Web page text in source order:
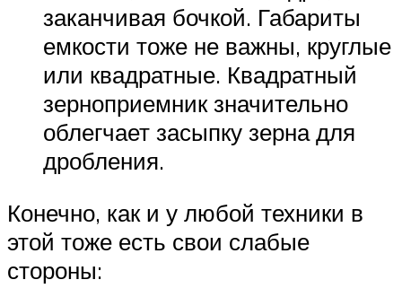
заканчивая бочкой. Габариты
емкости тоже не важны, круглые
или квадратные. Квадратный
зерноприемник значительно
облегчает засыпку зерна для
дробления.
Конечно, как и у любой техники в
этой тоже есть свои слабые
стороны: